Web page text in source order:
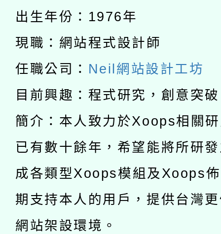
招)
本館辦理115年度閱讀
暨閱讀推動專業研習
科技賦能─人工智慧
礎課程
A3數位素養講師名單
「數位內容與教學軟體
pilot」
有關大陸委員會函釋公
薪期間赴陸應申請許可
業技術研究院辦理「
用水績優單位及節水達
動」
開 智慧啟航」
2026年桃園地景藝術
出生年份：1976年
現職：網站程式設計師
任職公司： Neil網站設計工坊
目前興趣：程式研究，創意突
簡介：本人致力於Xoops相關
已有數十餘年，希望能將所研
成各類型Xoops模組及Xoops
期支持本人的用戶，提供台灣
網站架設環境。